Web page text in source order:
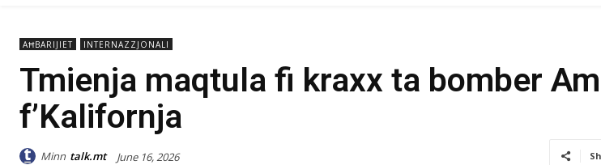
AĦBARIJIET INTERNAZZJONALI
Tmienja maqtula fi kraxx ta bomber
f’Kalifornja
Minn talk.mt June 16, 2026